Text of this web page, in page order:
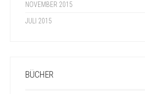
NOVEMBER 2015
JULI 2015
BÜCHER